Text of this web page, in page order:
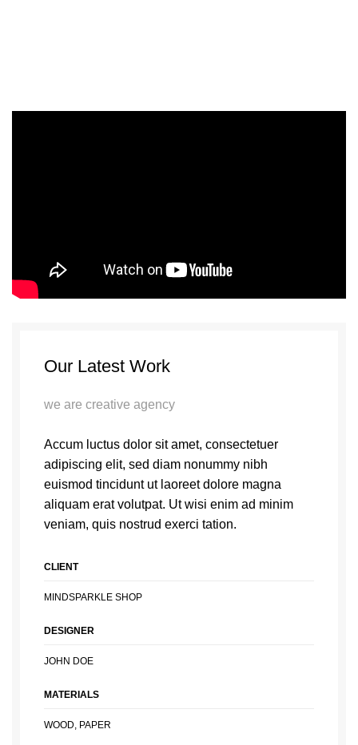
Our Latest Work
we are creative agency
Accum luctus dolor sit amet, consectetuer
adipiscing elit, sed diam nonummy nibh
euismod tincidunt ut laoreet dolore magna
aliquam erat volutpat. Ut wisi enim ad minim
veniam, quis nostrud exerci tation.
CLIENT
MINDSPARKLE SHOP
DESIGNER
JOHN DOE
MATERIALS
WOOD, PAPER